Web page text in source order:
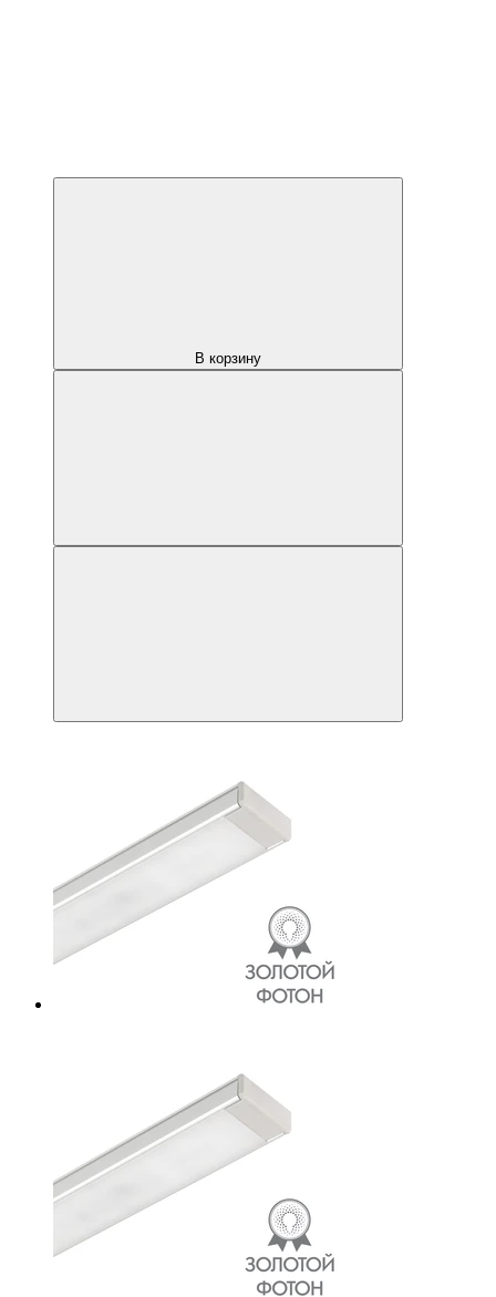
В корзину